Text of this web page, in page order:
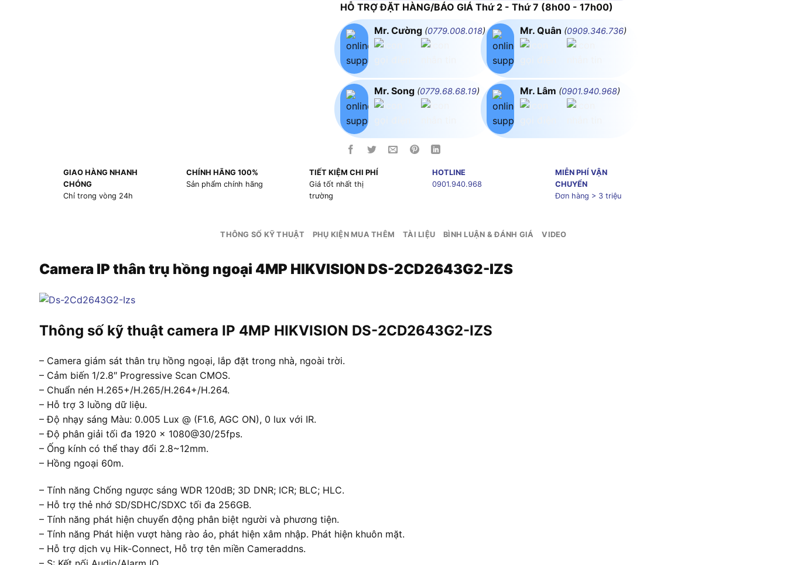
HỖ TRỢ ĐẶT HÀNG/BÁO GIÁ Thứ 2 - Thứ 7 (8h00 - 17h00)
Mr. Cường (0779.008.018)
Mr. Song (0779.68.68.19)
Mr. Quân (0909.346.736)
Mr. Lâm (0901.940.968)
GIAO HÀNG NHANH
CHÓNG
Chỉ trong vòng 24h
CHÍNH HÃNG 100%
Sản phẩm chính hãng
TIẾT KIỆM CHI PHÍ
Giá tốt nhất thị
trường
HOTLINE
0901.940.968
MIỄN PHÍ VẬN
CHUYỂN
Đơn hàng > 3 triệu
THÔNG SỐ KỸ THUẬT PHỤ KIỆN MUA THÊM TÀI LIỆU BÌNH LUẬN & ĐÁNH GIÁ VIDEO
Camera IP thân trụ hồng ngoại 4MP HIKVISION DS-2CD2643G2-IZS
Thông số kỹ thuật camera IP 4MP HIKVISION DS-2CD2643G2-IZS
– Camera giám sát thân trụ hồng ngoại, lắp đặt trong nhà, ngoài trời.
– Cảm biến 1/2.8″ Progressive Scan CMOS.
– Chuẩn nén H.265+/H.265/H.264+/H.264.
– Hỗ trợ 3 luồng dữ liệu.
– Độ nhạy sáng Màu: 0.005 Lux @ (F1.6, AGC ON), 0 lux với IR.
– Độ phân giải tối đa 1920 × 1080@30/25fps.
– Ống kính có thể thay đổi 2.8~12mm.
– Hồng ngoại 60m.
– Tính năng Chống ngược sáng WDR 120dB; 3D DNR; ICR; BLC; HLC.
– Hỗ trợ thẻ nhớ SD/SDHC/SDXC tối đa 256GB.
– Tính năng phát hiện chuyển động phân biệt người và phương tiện.
– Tính năng Phát hiện vượt hàng rào ảo, phát hiện xâm nhập. Phát hiện khuôn mặt.
– Hỗ trợ dịch vụ Hik-Connect, Hỗ trợ tên miền Cameraddns.